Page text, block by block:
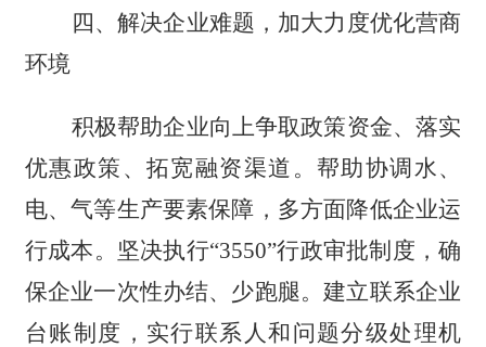
四、解决企业难题，加大力度优化营商
环境
积极帮助企业向上争取政策资金、落实
优惠政策、拓宽融资渠道。帮助协调水、
电、气等生产要素保障，多方面降低企业运
行成本。坚决执行“3550”行政审批制度，确
保企业一次性办结、少跑腿。建立联系企业
台账制度，实行联系人和问题分级处理机